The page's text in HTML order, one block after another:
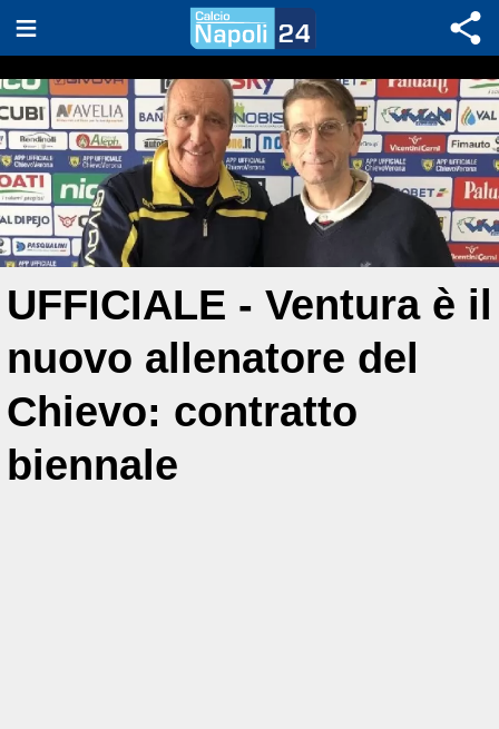
UFFICIALE - Ventura è il
nuovo allenatore del
Chievo: contratto
biennale